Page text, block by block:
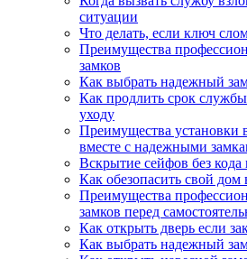
ситуации
Что делать, если ключ
Преимущества
замков
Как выбрать надежный
Как продлить срок
уходу
Преимущества установки
вместе с надежными
Вскрытие сейфов без кода
Как обезопасить свой дом
Преимущества
замков перед
Как открыть дверь если
Как выбрать надежный